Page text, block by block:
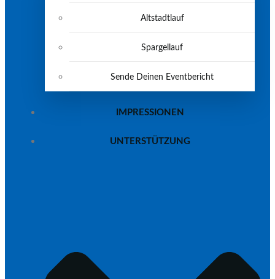
Altstadtlauf
Spargellauf
Sende Deinen Eventbericht
IMPRESSIONEN
UNTERSTÜTZUNG